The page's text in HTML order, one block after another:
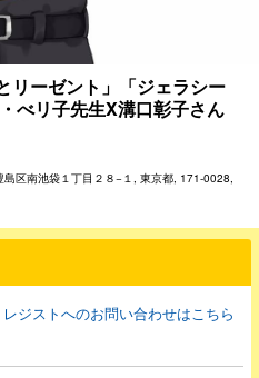
リーゼント」「ジェラシー
べリ子先生X溝口彰子さん
区南池袋１丁目２８−１, 東京都, 171-0028,
ジストへのお問い合わせはこちら